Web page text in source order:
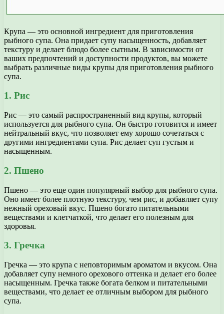
Крупа — это основной ингредиент для приготовления
рыбного супа. Она придает супу насыщенность, добавляет
текстуру и делает блюдо более сытным. В зависимости от
ваших предпочтений и доступности продуктов, вы можете
выбрать различные виды крупы для приготовления рыбного
супа.
1. Рис
Рис — это самый распространенный вид крупы, который
используется для рыбного супа. Он быстро готовится и имеет
нейтральный вкус, что позволяет ему хорошо сочетаться с
другими ингредиентами супа. Рис делает суп густым и
насыщенным.
2. Пшено
Пшено — это еще один популярный выбор для рыбного супа.
Оно имеет более плотную текстуру, чем рис, и добавляет супу
нежный ореховый вкус. Пшено богато питательными
веществами и клетчаткой, что делает его полезным для
здоровья.
3. Гречка
Гречка — это крупа с неповторимым ароматом и вкусом. Она
добавляет супу немного орехового оттенка и делает его более
насыщенным. Гречка также богата белком и питательными
веществами, что делает ее отличным выбором для рыбного
супа.